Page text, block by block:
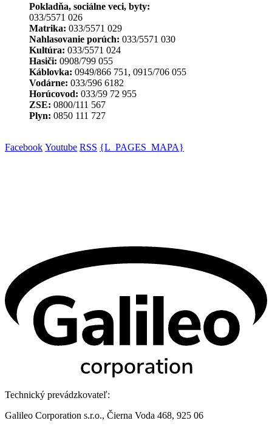
Pokladňa, sociálne veci, byty:
033/5571 026
Matrika: 033/5571 029
Nahlasovanie porúch: 033/5571 030
Kultúra: 033/5571 024
Hasiči: 0908/799 055
Káblovka: 0949/866 751, 0915/706 055
Vodárne: 033/596 6182
Horúcovod: 033/59 72 955
ZSE: 0800/111 567
Plyn: 0850 111 727
Facebook Youtube RSS {L_PAGES_MAPA}
Technický prevádzkovateľ:
Galileo Corporation s.r.o., Čierna Voda 468, 925 06